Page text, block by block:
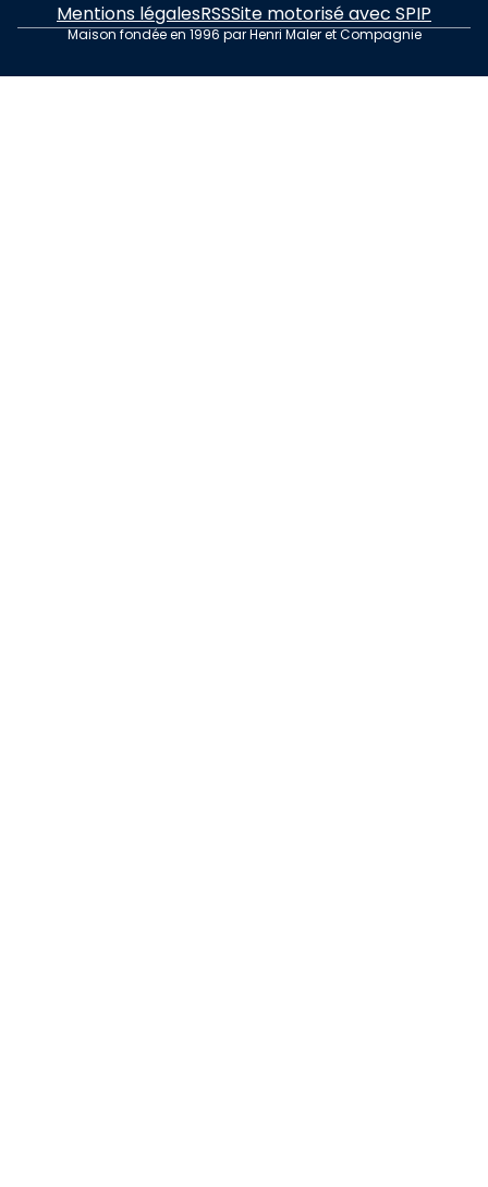
Mentions légalesRSSSite motorisé avec SPIP
Maison fondée en 1996 par Henri Maler et Compagnie